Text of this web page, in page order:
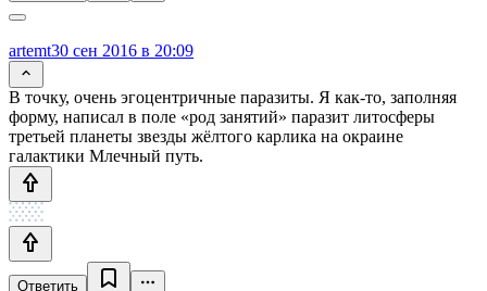
artemt30 сен 2016 в 20:09
В точку, очень эгоцентричные паразиты. Я как-то, заполняя
форму, написал в поле «род занятий» паразит литосферы
третьей планеты звезды жёлтого карлика на окраине
галактики Млечный путь.
Ответить